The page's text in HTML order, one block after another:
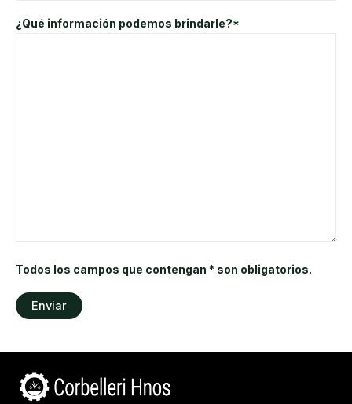
¿Qué información podemos brindarle?*
Todos los campos que contengan * son obligatorios.